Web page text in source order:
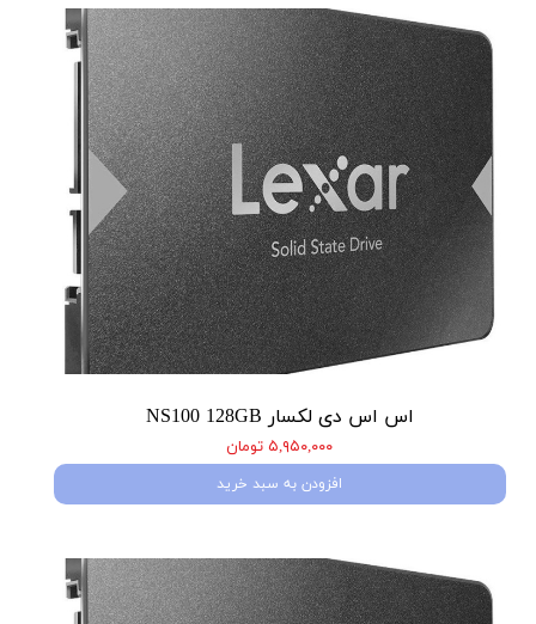
اس اس دی لکسار NS100 128GB
۵,۹۵۰,۰۰۰ تومان
افزودن به سبد خرید